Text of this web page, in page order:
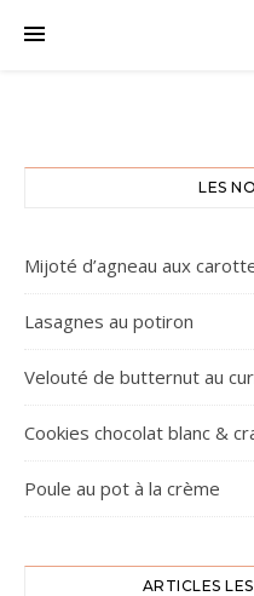
LES
Mijoté d’agneau aux
Lasagnes au potiron
Velouté de butternut au
Cookies chocolat blanc &
Poule au pot à la crème
ARTICLES